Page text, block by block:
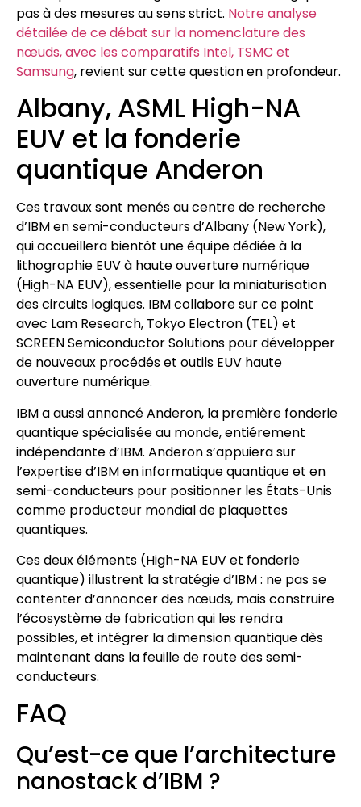
pas à des mesures au sens strict. Notre analyse
détailée de ce débat sur la nomenclature des
nœuds, avec les comparatifs Intel, TSMC et
Samsung, revient sur cette question en profondeur.
Albany, ASML High-NA
EUV et la fonderie
quantique Anderon
Ces travaux sont menés au centre de recherche
d’IBM en semi-conducteurs d’Albany (New York),
qui accueillera bientôt une équipe dédiée à la
lithographie EUV à haute ouverture numérique
(High-NA EUV), essentielle pour la miniaturisation
des circuits logiques. IBM collabore sur ce point
avec Lam Research, Tokyo Electron (TEL) et
SCREEN Semiconductor Solutions pour développer
de nouveaux procédés et outils EUV haute
ouverture numérique.
IBM a aussi annoncé Anderon, la première fonderie
quantique spécialisée au monde, entiérement
indépendante d’IBM. Anderon s’appuiera sur
l’expertise d’IBM en informatique quantique et en
semi-conducteurs pour positionner les États-Unis
comme producteur mondial de plaquettes
quantiques.
Ces deux éléments (High-NA EUV et fonderie
quantique) illustrent la stratégie d’IBM : ne pas se
contenter d’annoncer des nœuds, mais construire
l’écosystème de fabrication qui les rendra
possibles, et intégrer la dimension quantique dès
maintenant dans la feuille de route des semi-
conducteurs.
FAQ
Qu’est-ce que l’architecture
nanostack d’IBM ?